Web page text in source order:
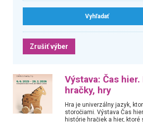
Zrušiť výber
Výstava: Čas
hračky, hry
Hra je univerzálny jazyk,
storočiami. Výstava Čas
histórie hračiek a hier, ktoré